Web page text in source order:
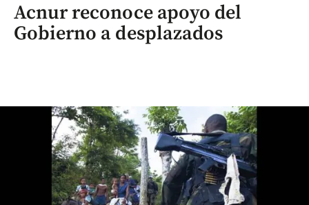
Acnur reconoce apoyo del
Gobierno a desplazados